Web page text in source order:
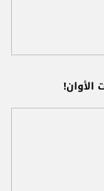
الأوان!